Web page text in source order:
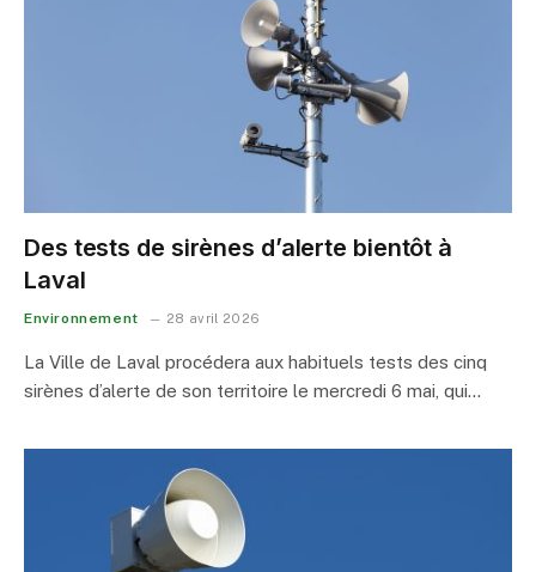
Des tests de sirènes d’alerte bientôt à
Laval
Environnement 28 avril 2026
La Ville de Laval procédera aux habituels tests des cinq
sirènes d’alerte de son territoire le mercredi 6 mai, qui…